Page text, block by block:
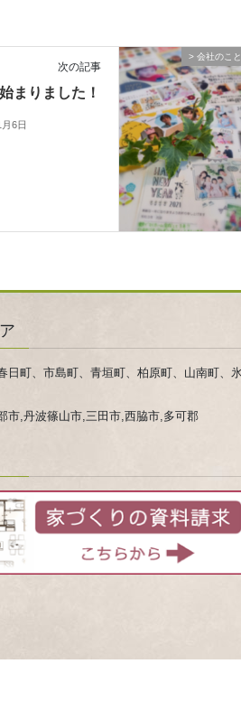
> 会社のこと
次の記事
まりました！
6日
日町、市島町、青垣町、柏原町、山南町、氷
市,丹波篠山市,三田市,西脇市,多可郡